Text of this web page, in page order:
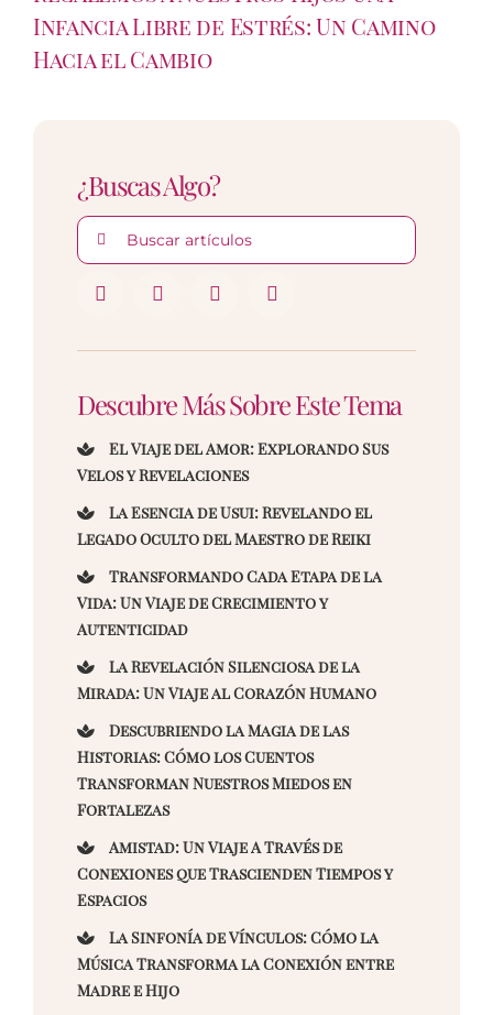
Infancia Libre de Estrés: Un Camino
Hacia el Cambio
¿Buscas Algo?
Buscar:
Descubre Más Sobre Este Tema
El Viaje del Amor: Explorando Sus
Velos y Revelaciones
La Esencia de Usui: Revelando el
Legado Oculto del Maestro de Reiki
Transformando Cada Etapa de la
Vida: Un Viaje de Crecimiento y
Autenticidad
La Revelación Silenciosa de la
Mirada: Un Viaje al Corazón Humano
Descubriendo la Magia de las
Historias: Cómo los Cuentos
Transforman Nuestros Miedos en
Fortalezas
Amistad: Un Viaje A Través de
Conexiones que Trascienden Tiempos y
Espacios
La Sinfonía de Vínculos: Cómo la
Música Transforma la Conexión entre
Madre e Hijo